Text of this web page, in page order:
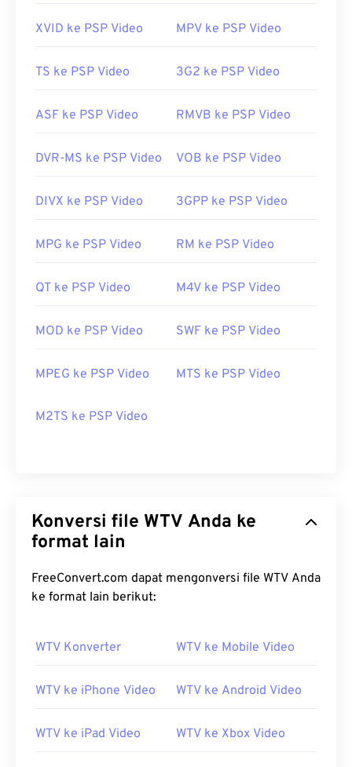
Cyberlink PowerProducer
. Untuk informasi lebih
Dikembangkan oleh:
Microsoft
Tautan yang berguna:
center-sdk/bb188788(v=msdn.10)
XVID ke PSP Video MPV ke PSP Video
TS ke PSP Video 3G2 ke PSP Video
ASF ke PSP Video RMVB ke PSP Video
DVR-MS ke PSP Video VOB ke PSP Video
DIVX ke PSP Video 3GPP ke PSP Video
MPG ke PSP Video RM ke PSP Video
QT ke PSP Video M4V ke PSP Video
MOD ke PSP Video SWF ke PSP Video
MPEG ke PSP Video MTS ke PSP Video
M2TS ke PSP Video
Konversi file WTV Anda ke
format lain
FreeConvert.com dapat mengonversi file WTV Anda
ke format lain berikut:
WTV Konverter WTV ke Mobile Video
WTV ke iPhone Video WTV ke Android Video
WTV ke iPad Video WTV ke Xbox Video